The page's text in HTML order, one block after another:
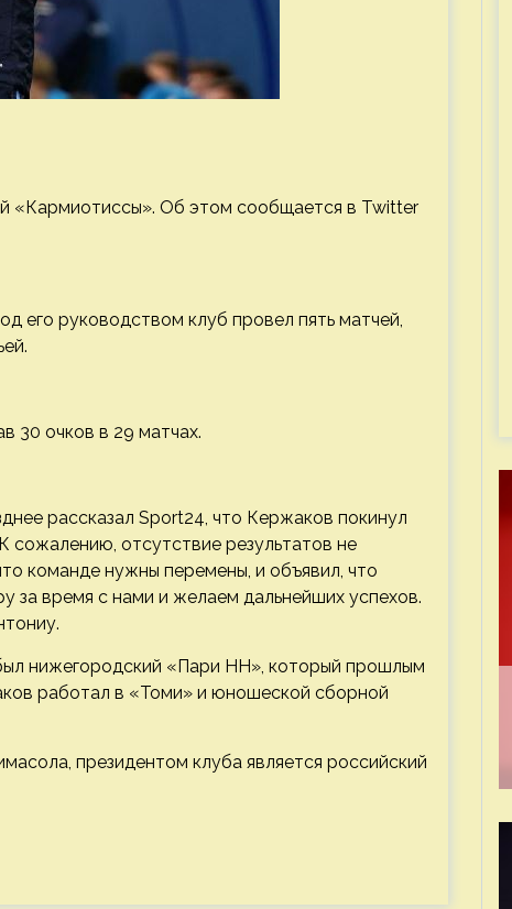
«Кармиотиссы». Об этом сообщается в Twitter
его руководством клуб провел пять матчей,
30 очков в 29 матчах.
рассказал Sport24, что Кержаков покинул
отсутствие результатов не
команде нужны перемены, и объявил, что
за время с нами и желаем дальнейших успехов.
нижегородский «Пари НН», который прошлым
работал в «Томи» и юношеской сборной
президентом клуба является российский